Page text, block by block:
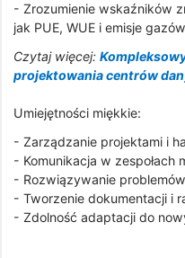
- Zrozumienie wskaźników
jak PUE, WUE i emisje
Czytaj więcej:
projektowania centrów
Umiejętności miękkie:
- Zarządzanie projektami i
- Komunikacja w zespołach
- Rozwiązywanie
- Tworzenie dokumentacji i
- Zdolność adaptacji do